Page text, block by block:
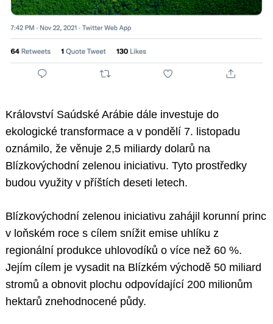
Království Saúdské Arábie dále investuje do
ekologické transformace a v pondělí 7. listopadu
oznámilo, že věnuje 2,5 miliardy dolarů na
Blízkovýchodní zelenou iniciativu. Tyto prostředky
budou využity v příštích deseti letech.
Blízkovýchodní zelenou iniciativu zahájil korunní princ
v loňském roce s cílem snížit emise uhlíku z
regionální produkce uhlovodíků o více než 60 %.
Jejím cílem je vysadit na Blízkém východě 50 miliard
stromů a obnovit plochu odpovídající 200 milionům
hektarů znehodnocené půdy.